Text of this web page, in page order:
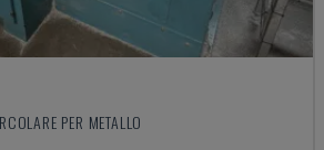
PER METALLO